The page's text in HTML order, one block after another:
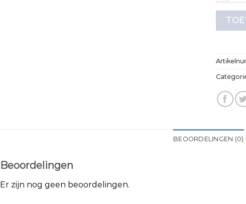
BEOORDELINGEN (0)
Beoordelingen
Er zijn nog geen beoordelingen.